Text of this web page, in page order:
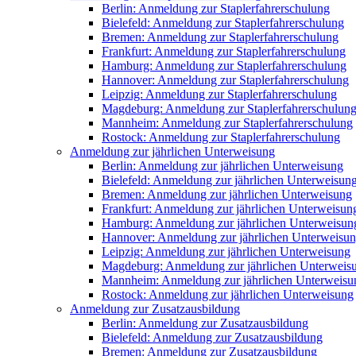
Berlin: Anmeldung zur Staplerfahrerschulung
Bielefeld: Anmeldung zur Staplerfahrerschulung
Bremen: Anmeldung zur Staplerfahrerschulung
Frankfurt: Anmeldung zur Staplerfahrerschulung
Hamburg: Anmeldung zur Staplerfahrerschulung
Hannover: Anmeldung zur Staplerfahrerschulung
Leipzig: Anmeldung zur Staplerfahrerschulung
Magdeburg: Anmeldung zur Staplerfahrerschulung
Mannheim: Anmeldung zur Staplerfahrerschulung
Rostock: Anmeldung zur Staplerfahrerschulung
Anmeldung zur jährlichen Unterweisung
Berlin: Anmeldung zur jährlichen Unterweisung
Bielefeld: Anmeldung zur jährlichen
Bremen: Anmeldung zur jährlichen Unterweisung
Frankfurt: Anmeldung zur jährlichen
Hamburg: Anmeldung zur jährlichen
Hannover: Anmeldung zur jährlichen
Leipzig: Anmeldung zur jährlichen Unterweisung
Magdeburg: Anmeldung zur jährlichen
Mannheim: Anmeldung zur jährlichen
Rostock: Anmeldung zur jährlichen Unterweisung
Anmeldung zur Zusatzausbildung
Berlin: Anmeldung zur Zusatzausbildung
Bielefeld: Anmeldung zur Zusatzausbildung
Bremen: Anmeldung zur Zusatzausbildung